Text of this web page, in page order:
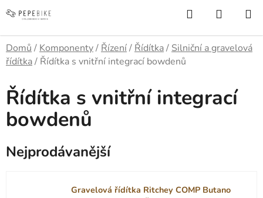
na
Hledat
KOŠÍK
Domů / Komponenty/ Řízení/ Řídítka/ Silniční a gravelová
řídítka/ Řídítka s vnitřní integrací bowdenů
Řídítka s vnitřní integrací
bowdenů
Nejprodávanější
Gravelová řídítka Ritchey COMP Butano